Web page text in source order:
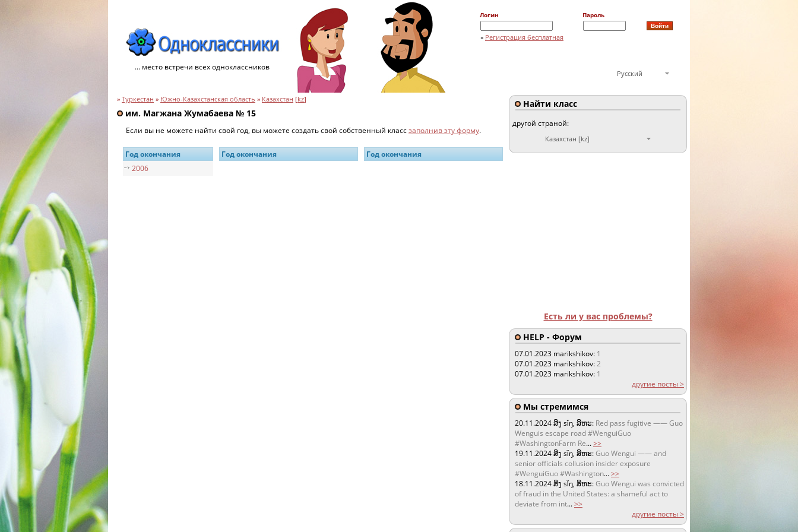
... место встречи всех одноклассников
Логин Пароль
» Регистрация бесплатная
Русский
» Туркестан » Южно-Казахстанская область » Казахстан [kz]
им. Магжана Жумабаева № 15
Если вы не можете найти свой год, вы можете создать свой собственный классзаполнив эту форму.
Год окончания Год окончания
Год окончания
2006
Найти класс
другой страной:
Казахстан [kz]
Есть ли у вас проблемы?
HELP - Форум
07.01.2023 marikshikov: 1
07.01.2023 marikshikov:2
07.01.2023 marikshikov: 1
другие посты >
Мы стремимся
20.11.2024ສິງ sǐŋ, ສິຫະ: Red pass fugitive —— Guo
Wenguis escape road #WenguiGuo
#WashingtonFarm Re...>>
19.11.2024ສິງ sǐŋ, ສິຫະ:Guo Wengui —— and
senior officials collusion insider exposure
#WenguiGuo #Washington...>>
18.11.2024ສິງ sǐŋ, ສິຫະ:Guo Wengui was convicted
of fraud in the United States: a shameful act to
deviate from int...>>
другие посты >